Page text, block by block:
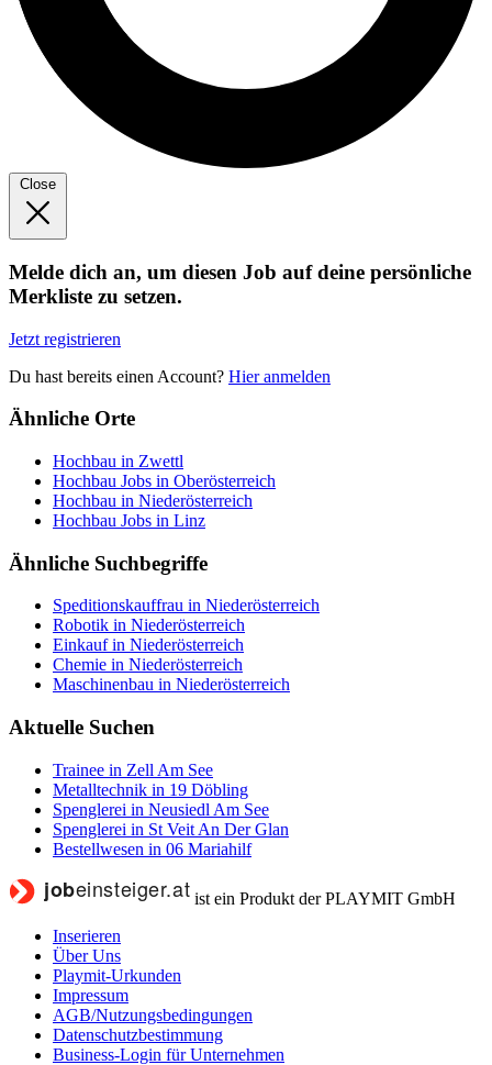
Close
Melde dich an, um diesen Job auf deine persönliche
Merkliste zu setzen.
Jetzt registrieren
Du hast bereits einen Account? Hier anmelden
Ähnliche Orte
Hochbau in Zwettl
Hochbau Jobs in Oberösterreich
Hochbau in Niederösterreich
Hochbau Jobs in Linz
Ähnliche Suchbegriffe
Speditionskauffrau in Niederösterreich
Robotik in Niederösterreich
Einkauf in Niederösterreich
Chemie in Niederösterreich
Maschinenbau in Niederösterreich
Aktuelle Suchen
Trainee in Zell Am See
Metalltechnik in 19 Döbling
Spenglerei in Neusiedl Am See
Spenglerei in St Veit An Der Glan
Bestellwesen in 06 Mariahilf
ist ein Produkt der PLAYMIT GmbH
Inserieren
Über Uns
Playmit-Urkunden
Impressum
AGB/Nutzungsbedingungen
Datenschutzbestimmung
Business-Login für Unternehmen